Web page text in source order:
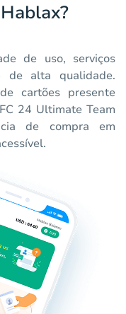
de uso, serviços
de alta qualidade.
cartões presente
24 Ultimate Team
de compra em